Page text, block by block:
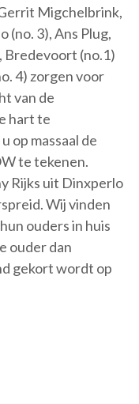
Migchelbrink,
(no. 3), Ans Plug,
Bredevoort (no.1)
4) zorgen voor
van de
hart te
op massaal de
te tekenen.
Rijks uit Dinxperlo
Wij vinden
ouders in huis
ouder dan
gekort wordt op